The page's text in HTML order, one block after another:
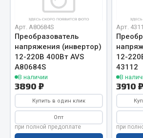
Система выпуска газа
Система охлаждения
Коробка передач
Рулевое управление
Тормозная система
Показать ещё
Весь раздел
Запчасти HOWO
Арт. A80684S
Преобразователь
напряжения (инвертор)
12-220В 400Вт AVS
A80684S
В наличии
3890 ₽
Купить в один клик
Опт
при полной предоплате
Арт.
12-
43112
В
3910 ₽
при